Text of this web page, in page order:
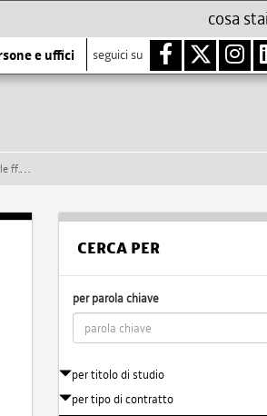
e uffici seguici su
CERCA PER
per parola chiave
per titolo di studio
per tipo di contratto